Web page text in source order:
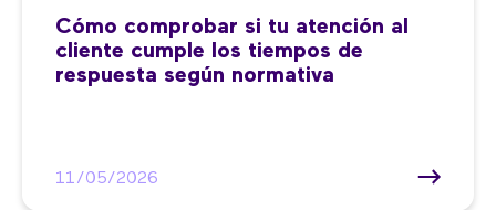
Cómo comprobar si tu atención al
cliente cumple los tiempos de
respuesta según normativa
11/05/2026